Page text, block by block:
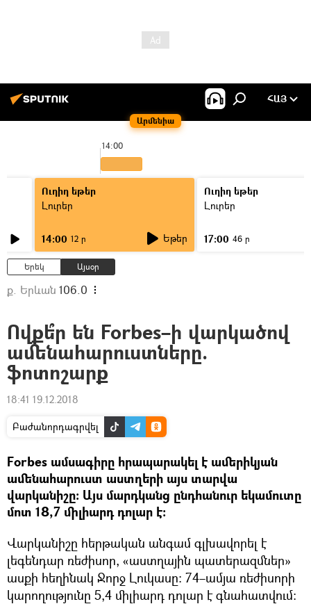
Արմենիա
ՀԱՅ
14:00
Ուղիղ եթեր
Լուրեր
14:00 12 ր Եթեր
Ուղիղ եթեր
Լուրեր
17:00 46 ր
Երեկ Այսօր
ք. Երևան 106.0
Ովքե՞ր են Forbes–ի վարկածով
ամենահարուստները.
ֆոտոշարք
18:41 19.12.2018
Բաժանորդագրվել
Forbes ամսագիրը հրապարակել է ամերիկյան
ամենահարուստ աստղերի այս տարվա
վարկանիշը։ Այս մարդկանց ընդհանուր եկամուտը
մոտ 18,7 միլիարդ դոլար է։
Վարկանիշը հերթական անգամ գլխավորել է
լեգենդար ռեժիսոր, «աստղային պատերազմներ»
ասքի հեղինակ Ջորջ Լուկասը։ 74–ամյա ռեժիսորի
կարողությունը 5,4 միլիարդ դոլար է գնահատվում։